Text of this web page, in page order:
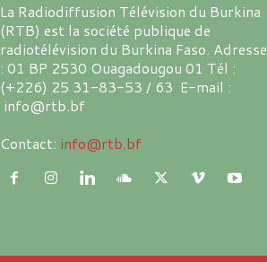
La Radiodiffusion Télévision du Burkina
(RTB) est la société publique de
radiotélévision du Burkina Faso. Adresse
: 01 BP 2530 Ouagadougou 01 Tél :
(+226) 25 31-83-53 / 63 E-mail :
info@rtb.bf
Contact: info@rtb.bf